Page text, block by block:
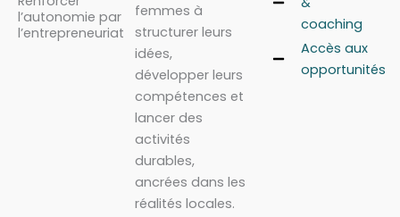
l’autonomie par
l’entrepreneuriat
femmes à
structurer leurs
idées,
développer leurs
compétences et
lancer des
activités
durables,
ancrées dans les
réalités locales.
coaching
Accès aux
opportunités